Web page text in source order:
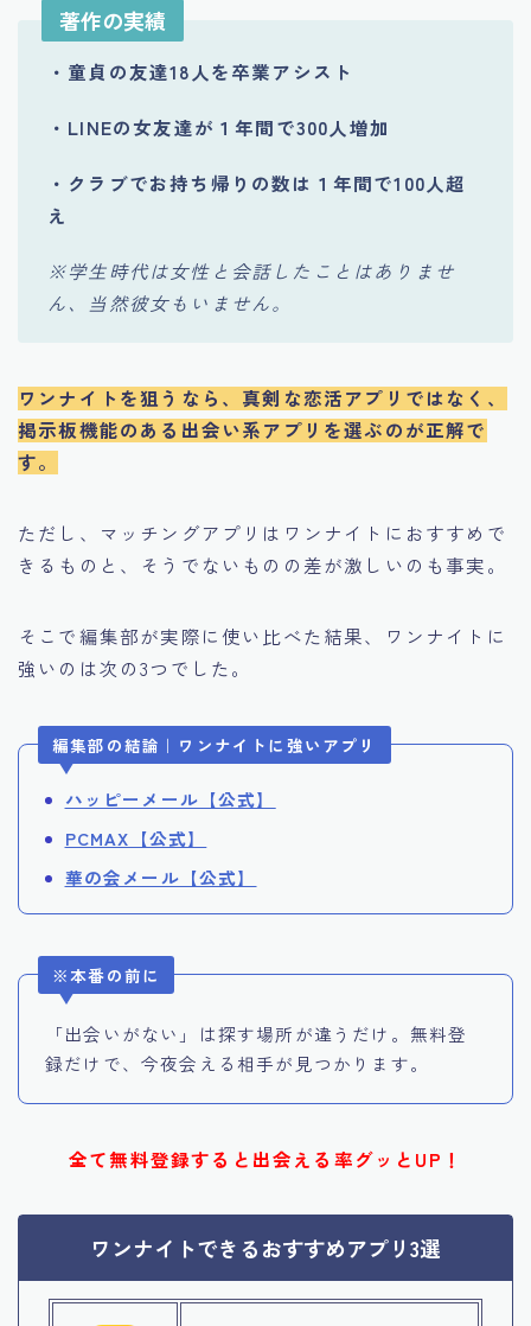
著作の実績
・童貞の友達18人を卒業アシスト
・LINEの女友達が１年間で300人増加
・クラブでお持ち帰りの数は１年間で100人超
え
※学生時代は女性と会話したことはありませ
ん、当然彼女もいません。
ワンナイトを狙うなら、真剣な恋活アプリではなく、
掲示板機能のある出会い系アプリを選ぶのが正解で
す。
ただし、マッチングアプリはワンナイトにおすすめで
きるものと、そうでないものの差が激しいのも事実。
そこで編集部が実際に使い比べた結果、ワンナイトに
強いのは次の3つでした。
編集部の結論｜ワンナイトに強いアプリ
ハッピーメール【公式】
PCMAX【公式】
華の会メール【公式】
※本番の前に
「出会いがない」は探す場所が違うだけ。無料登
録だけで、今夜会える相手が見つかります。
全て無料登録すると出会える率グッとUP！
ワンナイトできるおすすめアプリ3選